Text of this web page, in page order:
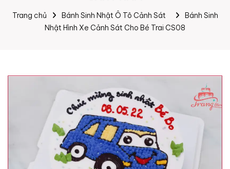
Trang chủ Bánh Sinh Nhật Ô Tô Cảnh Sát
Bánh Sinh
Nhật Hình Xe Cảnh Sát Cho Bé Trai CS08